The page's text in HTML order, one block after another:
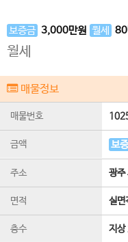
보증금 3,000만원 월세 80
월세
매물정보
매물번호
금액 보
주소 광주
면적 실
층수 지